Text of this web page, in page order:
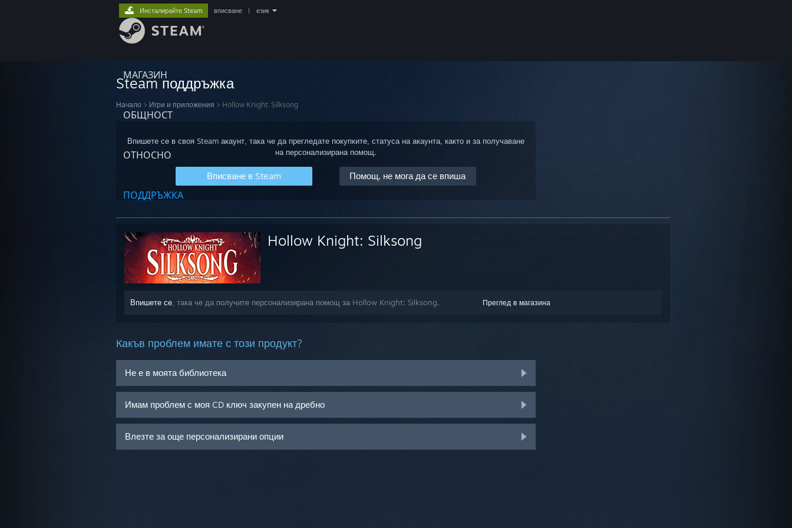
МАГАЗИН
ОБЩНОСТ
ОТНОСНО
ПОДДРЪЖКА
Инсталирайте Steam вписване език
Steam поддръжка
Начало > Игри и приложения > Hollow Knight: Silksong
Впишете се в своя Steam акаунт, така че да прегледате покупките, статуса на акаунта, както и за получаване
на персонализирана помощ.
Вписване в Steam Помощ, не мога да се впиша
Hollow Knight: Silksong
Преглед в магазина
Впишете се , така че да получите персонализирана помощ за Hollow Knight: Silksong.
Какъв проблем имате с този продукт?
Не е в моята библиотека
Имам проблем с моя CD ключ закупен на дребно
Влезте за още персонализирани опции